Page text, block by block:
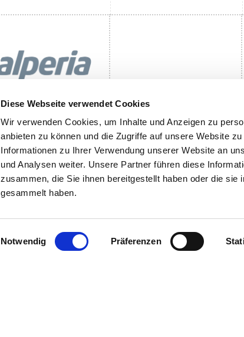
Diese Webseite verwendet Cookies
Wir verwenden Cookies, um Inhalte und Anzeigen zu
anbieten zu können und die Zugriffe auf unsere Website
Informationen zu Ihrer Verwendung unserer Website an
und Analysen weiter. Unsere Partner führen diese
zusammen, die Sie ihnen bereitgestellt haben oder die sie
gesammelt haben.
Einwilligungsauswahl
Notwendig Präferenzen
Die Gewinner 2026
Die Gewinner 2025
Die Gewinner 2024
Ausstellerverzeichnis
Produktkatalog
DE